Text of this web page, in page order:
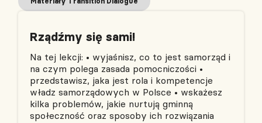
Rządźmy się sami!
Na tej lekcji: • wyjaśnisz, co to jest samorząd i
na czym polega zasada pomocniczości •
przedstawisz, jaka jest rola i kompetencje
władz samorządowych w Polsce • wskażesz
kilka problemów, jakie nurtują gminną
społeczność oraz sposoby ich rozwiązania